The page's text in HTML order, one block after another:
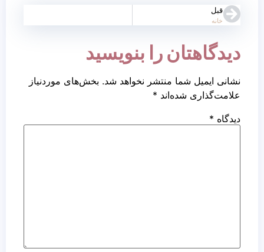
قبل
خانه
دیدگاهتان را بنویسید
نشانی ایمیل شما منتشر نخواهد شد. بخش‌های موردنیاز
علامت‌گذاری شده‌اند *
دیدگاه *